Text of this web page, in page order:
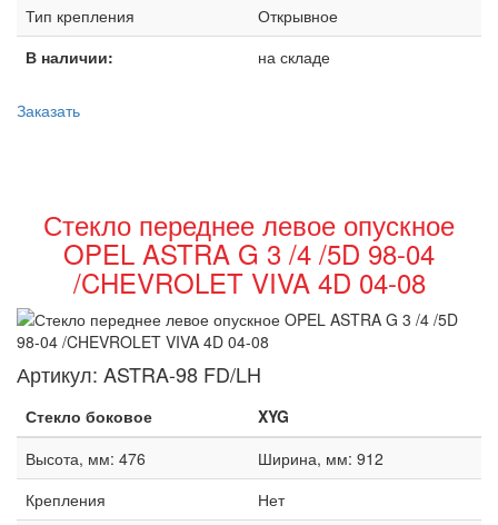
Тип крепления
Открывное
В наличии:
на складе
Заказать
Стекло переднее левое опускное
OPEL ASTRA G 3 /4 /5D 98-04
/CHEVROLET VIVA 4D 04-08
Артикул: ASTRA-98 FD/LH
Стекло боковое
XYG
Высота, мм: 476
Ширина, мм: 912
Крепления
Нет